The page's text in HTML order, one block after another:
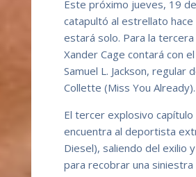
Este próximo jueves, 19
catapultó al estrellato
estará solo. Para la
Xander Cage contará con
Samuel L. Jackson, regular
Collette (Miss You Already).
El tercer explosivo
encuentra al deportista
Diesel), saliendo del exilio
para recobrar una siniestra